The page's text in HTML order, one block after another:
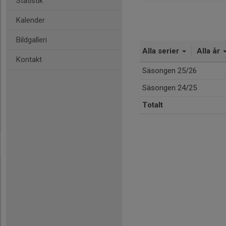
Kalender
Bildgalleri
Kontakt
Alla serier Alla år
Säsongen 25/26
Säsongen 24/25
Totalt